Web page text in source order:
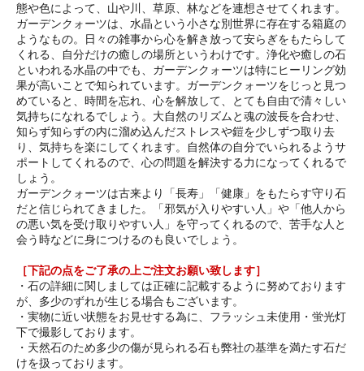
態や色によって、山や川、草原、林などを連想させてくれます。
ガーデンクォーツは、水晶という小さな別世界に存在する箱庭の
ようなもの。日々の雑事から心を解き放って安らぎをもたらして
くれる、自分だけの癒しの場所というわけです。浄化や癒しの石
といわれる水晶の中でも、ガーデンクォーツは特にヒーリング効
果が高いことで知られています。ガーデンクォーツをじっと見つ
めていると、時間を忘れ、心を解放して、とても自由で清々しい
気持ちになれるでしょう。大自然のリズムと魂の波長を合わせ、
知らず知らずの内に溜め込んだストレスや鎧を少しずつ取り去
り、気持ちを楽にしてくれます。自然体の自分でいられるようサ
ポートしてくれるので、心の問題を解決する力になってくれるで
しょう。
ガーデンクォーツは古来より「長寿」「健康」をもたらす守り石
だと信じられてきました。「邪気が入りやすい人」や「他人から
の悪い気を受け取りやすい人」を守ってくれるので、苦手な人と
会う時などに身につけるのも良いでしょう。
［下記の点をご了承の上ご注文お願い致します］
・石の詳細に関しましては正確に記載するように努めております
が、多少のずれが生じる場合もございます。
・実物に近い状態をお見せする為に、フラッシュ未使用・蛍光灯
下で撮影しております。
・天然石のため多少の傷が見られる石も弊社の基準を満たす石だ
けを扱っております。